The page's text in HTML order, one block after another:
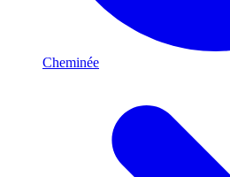
Cheminée